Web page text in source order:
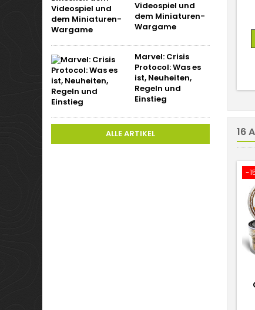
Videospiel und
dem Miniaturen-
Wargame
Marvel: Crisis
Protocol: Was es
ist, Neuheiten,
Regeln und
Einstieg
ALLE ARTIKEL 16
-